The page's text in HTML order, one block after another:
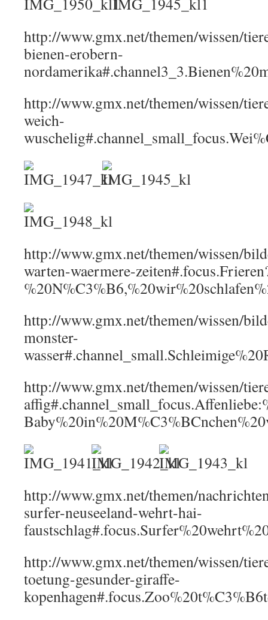
http://www.gmx.net/themen/wissen/
bienen-erobern-
http://www.gmx.net/themen/wissen/
weich-
http://www.gmx.net/themen/wissen/
warten-waermere-
http://www.gmx.net/themen/wissen/
monster-
http://www.gmx.net/themen/wissen/
http://www.gmx.net/themen/
surfer-neuseeland-wehrt-hai-
http://www.gmx.net/themen/wissen/
toetung-gesunder-giraffe-